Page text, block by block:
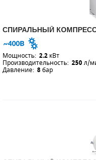
СПИРАЛЬНЫЙ
Мощность: 2.2 кВт
Производительность: 250л/
Давление: 8бар